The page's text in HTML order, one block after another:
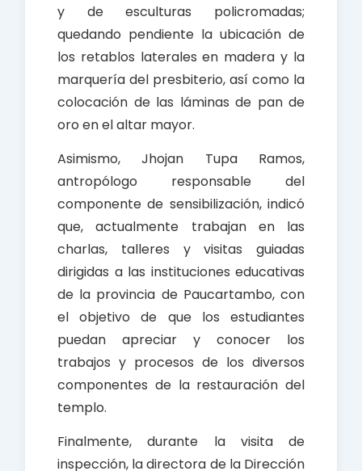
y de esculturas policromadas;
quedando pendiente la ubicación de
los retablos laterales en madera y la
marquería del presbiterio, así como la
colocación de las láminas de pan de
oro en el altar mayor.
Asimismo, Jhojan Tupa Ramos,
antropólogo responsable del
componente de sensibilización, indicó
que, actualmente trabajan en las
charlas, talleres y visitas guiadas
dirigidas a las instituciones educativas
de la provincia de Paucartambo, con
el objetivo de que los estudiantes
puedan apreciar y conocer los
trabajos y procesos de los diversos
componentes de la restauración del
templo.
Finalmente, durante la visita de
inspección, la directora de la Dirección